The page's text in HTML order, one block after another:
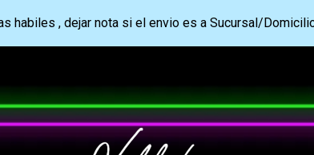
habiles , dejar nota si el envio es a Sucursal/